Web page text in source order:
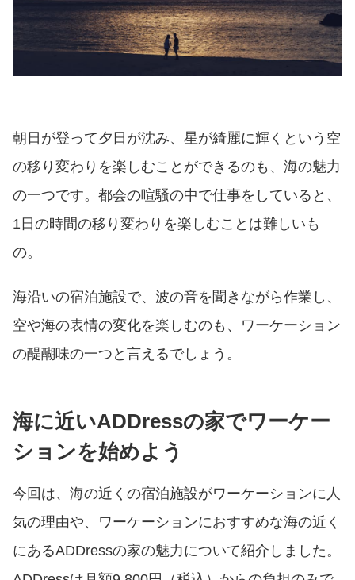
朝日が登って夕日が沈み、星が綺麗に輝くという空
の移り変わりを楽しむことができるのも、海の魅力
の一つです。都会の喧騒の中で仕事をしていると、
1日の時間の移り変わりを楽しむことは難しいも
の。
海沿いの宿泊施設で、波の音を聞きながら作業し、
空や海の表情の変化を楽しむのも、ワーケーション
の醍醐味の一つと言えるでしょう。
海に近いADDressの家でワーケー
ションを始めよう
今回は、海の近くの宿泊施設がワーケーションに人
気の理由や、ワーケーションにおすすめな海の近く
にあるADDressの家の魅力について紹介しました。